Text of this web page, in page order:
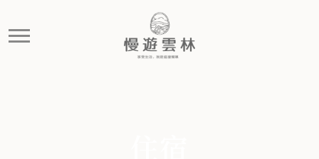
飯店
慢遊雲林，享受生活 就是這麼簡單